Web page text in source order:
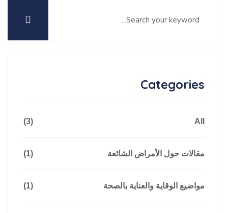
Categories
All
(3)
مقالات حول الأمراض الشائعة (1)
مواضيع الوقاية والعناية بالصحة (1)